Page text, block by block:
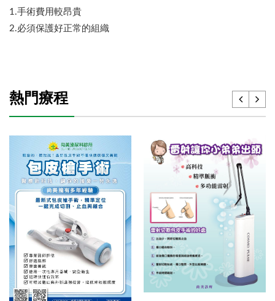
1.手術費用較昂貴
2.必須保護好正常的組織
熱門療程